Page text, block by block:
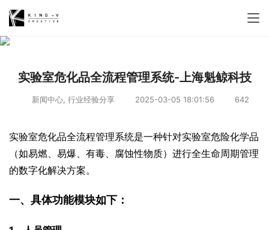
实验室危化品全流程管理系统-上海魁鲸科技
新闻中心 行业经验分享 2025-03-05 18:01:56 642
实验室危化品全流程管理系统是一种针对实验室危险化学品
（如易燃、易爆、有毒、腐蚀性物质）进行全生命周期管理
的数字化解决方案。
一、具体功能模块如下：